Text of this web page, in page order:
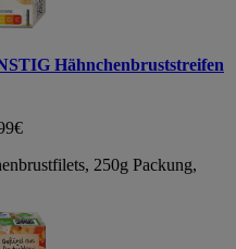
Hähnchenbruststreifen
250g Packung,